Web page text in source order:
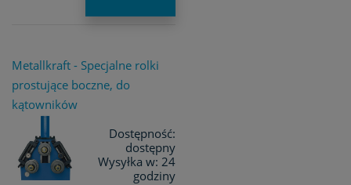
Metallkraft - Specjalne rolki
prostujące boczne, do
kątowników
Dostępność:
dostępny
Wysyłka w: 24
godziny